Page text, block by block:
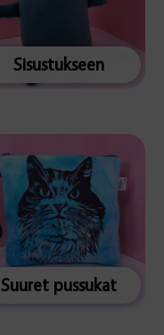
Sisustukseen
Suuret pussukat